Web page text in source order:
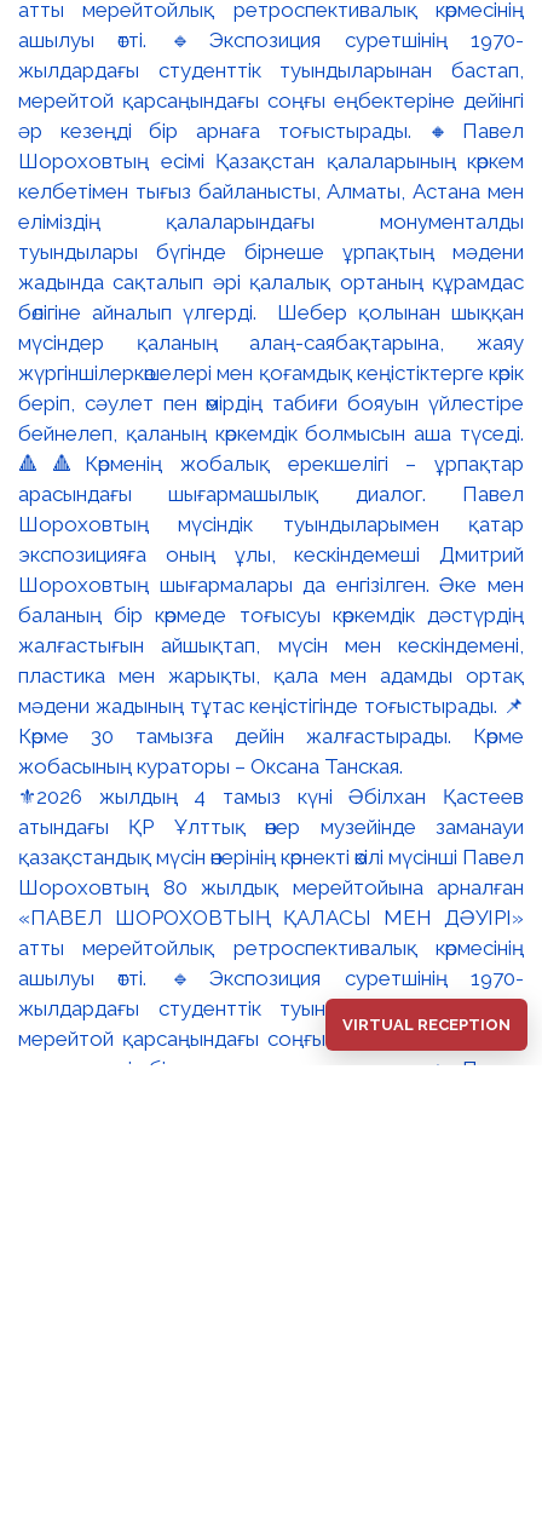
⚜️2026 жылдың 4 тамыз күні Әбілхан Қастеев
атындағы ҚР Ұлттық өнер музейінде заманауи
қазақстандық мүсін өнерінің көрнекті өкілі мүсінші Павел
Шороховтың 80 жылдық мерейтойына арналған
«ПАВЕЛ ШОРОХОВТЫҢ ҚАЛАСЫ МЕН ДӘУІРІ»
атты мерейтойлық ретроспективалық көрмесінің
ашылуы өтті. 🔹Экспозиция суретшінің 1970-
жылдардағы студенттік туындыларынан бастап,
мерейтой қарсаңындағы соңғы еңбектеріне дейінгі
әр кезеңді бір арнаға тоғыстырады. 🔸Павел
VIRTUAL RECEPTION